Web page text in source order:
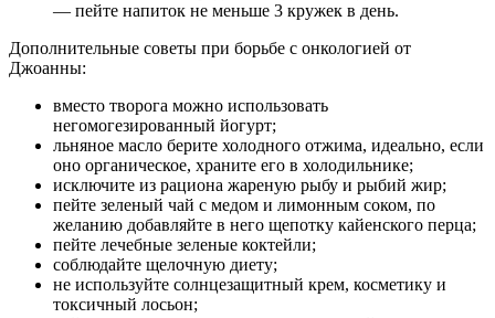
— пейте напиток не меньше 3 кружек в день.
Дополнительные советы при борьбе с онкологией от
Джоанны:
вместо творога можно использовать
негомогезированный йогурт;
льняное масло берите холодного отжима, идеально, если
оно органическое, храните его в холодильнике;
исключите из рациона жареную рыбу и рыбий жир;
пейте зеленый чай с медом и лимонным соком, по
желанию добавляйте в него щепотку кайенского перца;
пейте лечебные зеленые коктейли;
соблюдайте щелочную диету;
не используйте солнцезащитный крем, косметику и
токсичный лосьон;